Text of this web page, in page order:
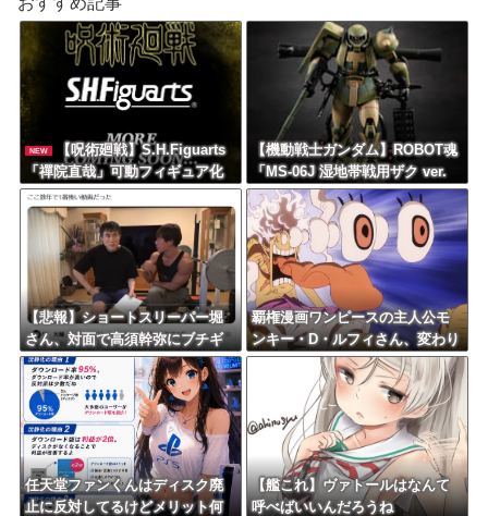
NEW
【呪術廻戦】S.H.Figuarts
「禪院直哉」可動フィギュア化
決定？
【機動戦士ガンダム】ROBOT魂
「MS-06J 湿地帯戦用ザク ver.
A.N.I.M.E. ~MS MUSEUM~」
【16時プレバン受注開始】
【悲報】ショートスリーパー堀
さん、対面で高須幹弥にブチギ
レるｗｗｗｗ
覇権漫画ワンピースの主人公モ
ンキー・D・ルフィさん、変わり
果てた姿で発見される・・・
任天堂ファンくんはディスク廃
止に反対してるけどメリット何
【艦これ】ヴァトールはなんて
呼べばいいんだろうね